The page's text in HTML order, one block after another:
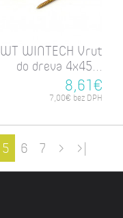
WT WINTECH Vrut
do dreva 4x45...
8,61€
7,00€ bez DPH
5 6 7 > >|